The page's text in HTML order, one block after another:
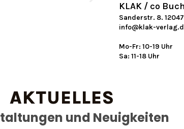
KLAK / co
Sanderstr. 8.
info@klak-
Mo-Fr: 10-19 Uhr
Sa: 11-18 Uhr
AKTUELLES
und Neuigkeiten